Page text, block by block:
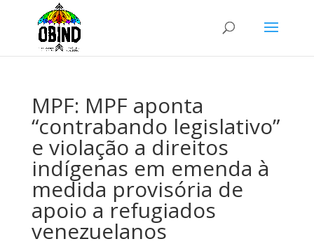
MPF: MPF aponta
“contrabando legislativo”
e violação a direitos
indígenas em emenda à
medida provisória de
apoio a refugiados
venezuelanos